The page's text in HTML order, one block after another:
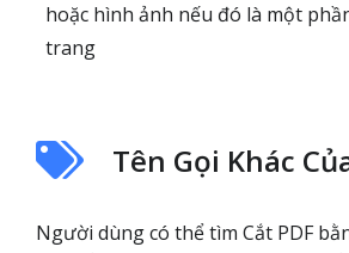
hoặc hình ảnh nếu đó là một
trang
Tên Gọi Khác
Người dùng có thể tìm Cắt PDF